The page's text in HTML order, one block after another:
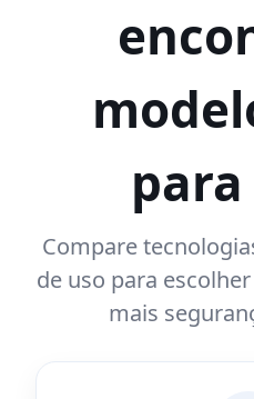
Compare
de uso para
mais